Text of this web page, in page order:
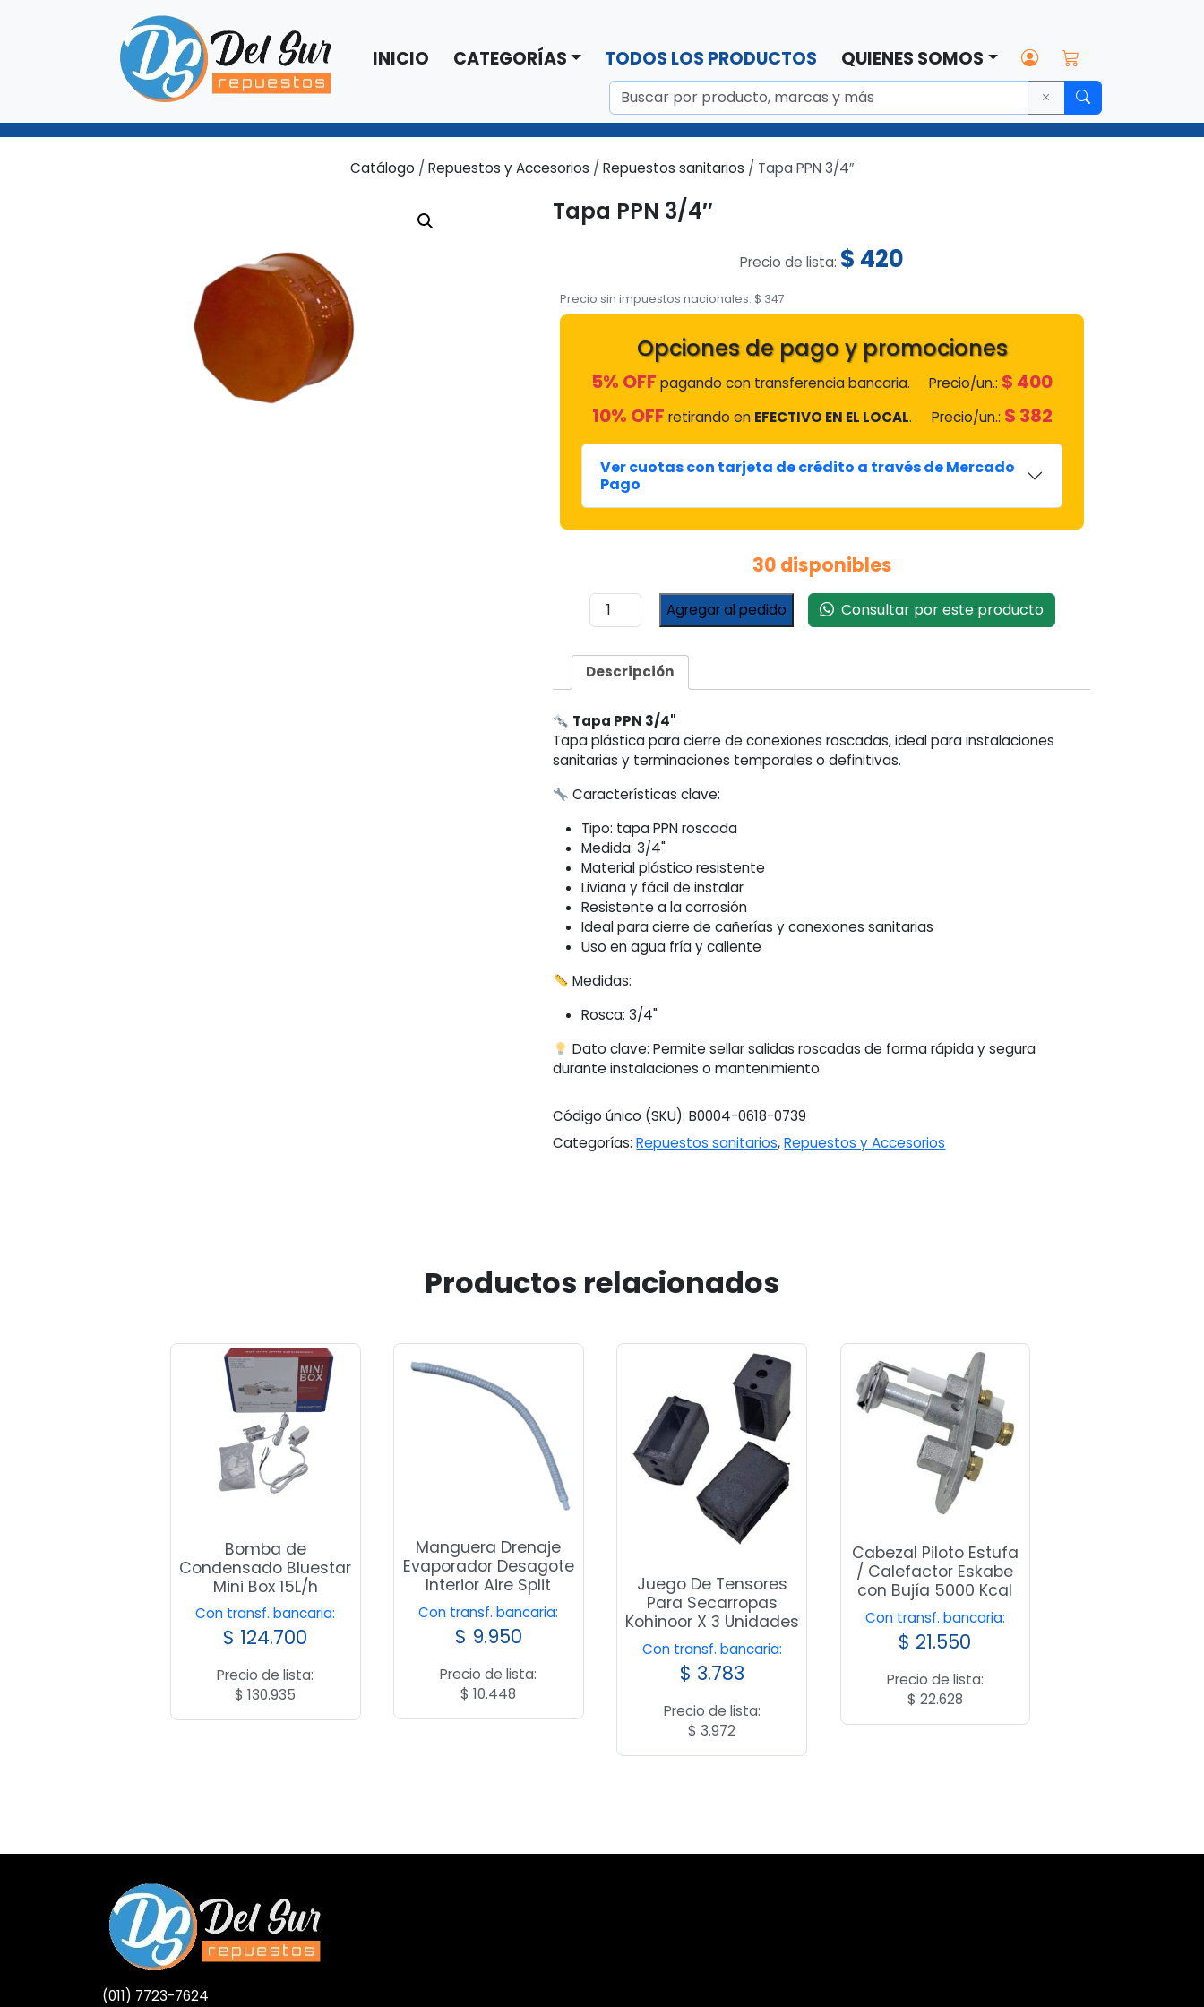
INICIO CATEGORÍAS TODOS LOS PRODUCTOS QUIENES SOMOS
Catálogo / Repuestos y Accesorios / Repuestos sanitarios / Tapa PPN 3/4″
Tapa PPN 3/4″
Precio de lista: $ 420
Precio sin impuestos nacionales:$ 347
Opciones de pago y promociones
5% OFF pagando con transferencia bancaria. Precio/un.: $ 400
10% OFF retirando en EFECTIVO EN EL LOCAL. Precio/un.: $ 382
Ver cuotas con tarjeta de crédito a través de Mercado
Pago
30 disponibles
Tapa
PPN
cantidad
Agregar al pedido Consultar por este producto
Descripción
Tapa PPN 3/4"
Tapa plástica para cierre de conexiones roscadas, ideal para instalaciones
sanitarias y terminaciones temporales o definitivas.
Características clave:
Tipo: tapa PPN roscada
Medida: 3/4"
Material plástico resistente
Liviana y fácil de instalar
Resistente a la corrosión
Ideal para cierre de cañerías y conexiones sanitarias
Uso en agua fría y caliente
Medidas:
Rosca: 3/4"
Dato clave: Permite sellar salidas roscadas de forma rápida y segura
durante instalaciones o mantenimiento.
Código único (SKU):B0004-0618-0739
Categorías:Repuestos sanitarios,Repuestos y Accesorios
Productos relacionados
Bomba de
Condensado Bluestar
Mini Box 15L/h
Con transf. bancaria:
$ 124.700
Precio de lista:
$ 130.935
Manguera Drenaje
Evaporador Desagote
Interior Aire Split
Con transf. bancaria:
$ 9.950
Precio de lista:
$ 10.448
Juego De Tensores
Para Secarropas
Kohinoor X 3 Unidades
Con transf. bancaria:
$ 3.783
Precio de lista:
$ 3.972
Cabezal Piloto Estufa
/ Calefactor Eskabe
con Bujía 5000 Kcal
Con transf. bancaria:
$ 21.550
Precio de lista:
$ 22.628
(011) 7723-7624